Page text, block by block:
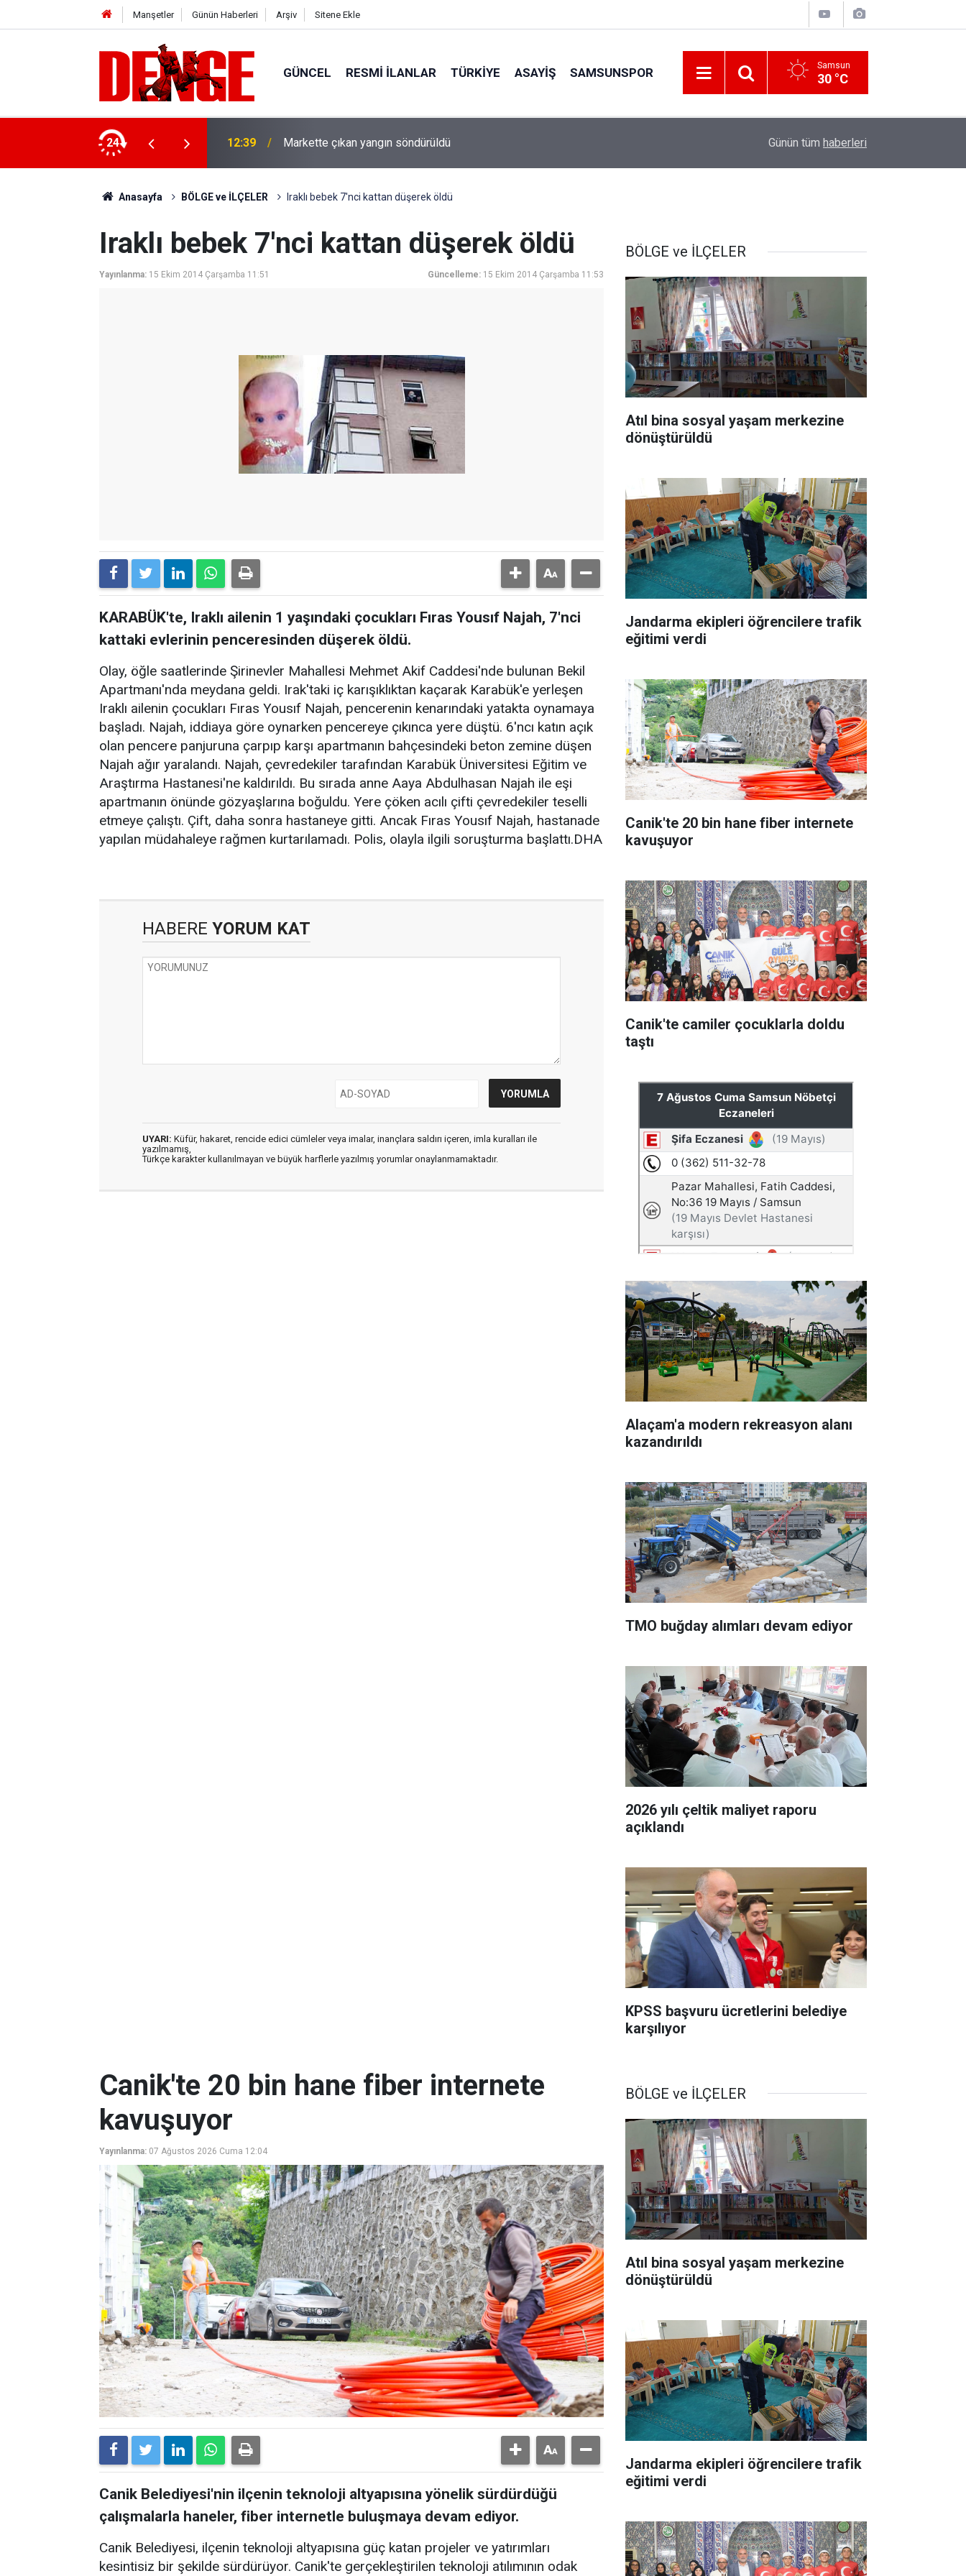
Manşetler Günün Haberleri Arşiv Sitene Ekle
GÜNCEL RESMI İLANLAR TÜRKİYE ASAYİŞ SAMSUNSPOR Samsun
30 °C
24 12:39 Markette çıkan yangın söndürüldü Jandarma ekipleri öğrencilere trafik eğitimi
Günün tüm haberleri
Anasayfa BÖLGE ve İLÇELER Iraklı bebek 7'nci kattan düşerek öldü
Iraklı bebek 7'nci kattan düşerek öldü
Yayınlanma: 15 Ekim 2014 Çarşamba 11:51 Güncelleme: 15 Ekim 2014 Çarşamba 11:53
KARABÜK'te, Iraklı ailenin 1 yaşındaki çocukları Fıras Yousıf Najah, 7'nci
kattaki evlerinin penceresinden düşerek öldü.
Olay, öğle saatlerinde Şirinevler Mahallesi Mehmet Akif Caddesi'nde bulunan Bekil
Apartmanı'nda meydana geldi. Irak'taki iç karışıklıktan kaçarak Karabük'e yerleşen
Iraklı ailenin çocukları Fıras Yousıf Najah, pencerenin kenarındaki yatakta oynamaya
başladı. Najah, iddiaya göre oynarken pencereye çıkınca yere düştü. 6'ncı katın açık
olan pencere panjuruna çarpıp karşı apartmanın bahçesindeki beton zemine düşen
Najah ağır yaralandı. Najah, çevredekiler tarafından Karabük Üniversitesi Eğitim ve
Araştırma Hastanesi'ne kaldırıldı. Bu sırada anne Aaya Abdulhasan Najah ile eşi
apartmanın önünde gözyaşlarına boğuldu. Yere çöken acılı çifti çevredekiler teselli
etmeye çalıştı. Çift, daha sonra hastaneye gitti. Ancak Fıras Yousıf Najah, hastanade
yapılan müdahaleye rağmen kurtarılamadı. Polis, olayla ilgili soruşturma başlattı.DHA
HABERE YORUM KAT
UYARI: Küfür, hakaret, rencide edici cümleler veya imalar, inançlara saldırı içeren, imla kuralları ile
yazılmamış,
Türkçe karakter kullanılmayan ve büyük harflerle yazılmış yorumlar onaylanmamaktadır.
BÖLGE ve İLÇELER
Atıl bina sosyal yaşam merkezine
dönüştürüldü
Jandarma ekipleri öğrencilere trafik
eğitimi verdi
Canik'te 20 bin hane fiber internete
kavuşuyor
Canik'te camiler çocuklarla doldu
taştı
Alaçam'a modern rekreasyon alanı
kazandırıldı
TMO buğday alımları devam ediyor
2026 yılı çeltik maliyet raporu
açıklandı
KPSS başvuru ücretlerini belediye
karşılıyor
Canik'te 20 bin hane fiber internete
kavuşuyor
Yayınlanma: 07 Ağustos 2026 Cuma 12:04
Canik Belediyesi'nin ilçenin teknoloji altyapısına yönelik sürdürdüğü
çalışmalarla haneler, fiber internetle buluşmaya devam ediyor.
Canik Belediyesi, ilçenin teknoloji altyapısına güç katan projeler ve yatırımları
kesintisiz bir şekilde sürdürüyor. Canik'te gerçekleştirilen teknoloji atılımının odak
BÖLGE ve İLÇELER
Atıl bina sosyal yaşam merkezine
dönüştürüldü
Jandarma ekipleri öğrencilere trafik
eğitimi verdi